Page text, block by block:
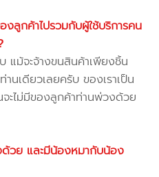
งลูกค้าไปรวมกับผู้ใช้บริการคน
แม้จะจ้างขนสินค้าเพียงชิ้น
านเดียวเลยครับ ของเราเป็น
ะไม่มีของลูกค้าท่านพ่วงด้วย
วย และมีน้องหมากับน้อง